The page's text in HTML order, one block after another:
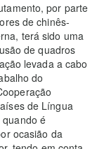
por parte
de chinês-
terá sido uma
de quadros
levada a cabo
do
de Língua
é
ocasião da